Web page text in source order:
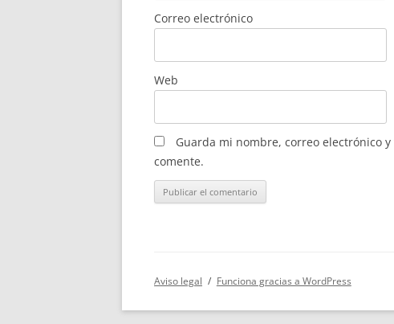
Correo electrónico
Web
Guarda mi nombre, correo electrónico
comente.
Aviso legal Funciona gracias a WordPress